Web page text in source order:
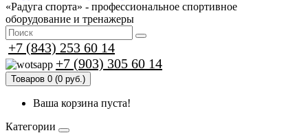
«Радуга спорта» - профессиональное спортивное
оборудование и тренажеры
+7 (843) 253 60 14
+7 (903) 305 60 14
Товаров 0 (0 руб.)
Ваша корзина пуста!
Категории